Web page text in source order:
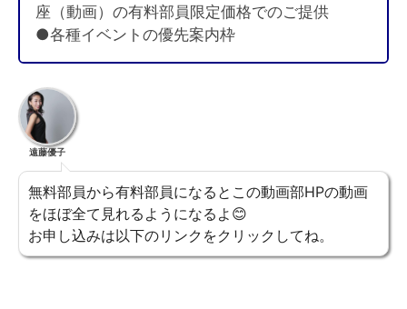
座（動画）の有料部員限定価格でのご提供
●各種イベントの優先案内枠
遠藤優子
無料部員から有料部員になるとこの動画部HPの動画
をほぼ全て見れるようになるよ😊
お申し込みは以下のリンクをクリックしてね。